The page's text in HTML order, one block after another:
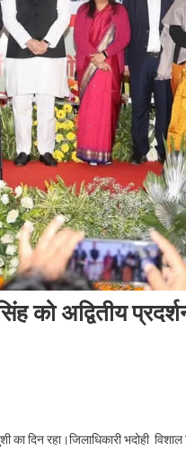
को अद्वितीय
दिन रहा।जिलाधिकारी भदोही